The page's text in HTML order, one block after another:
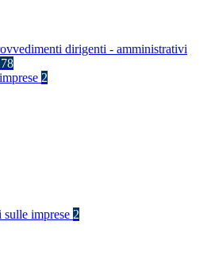
dirigenti - amministrativi
2
imprese 2